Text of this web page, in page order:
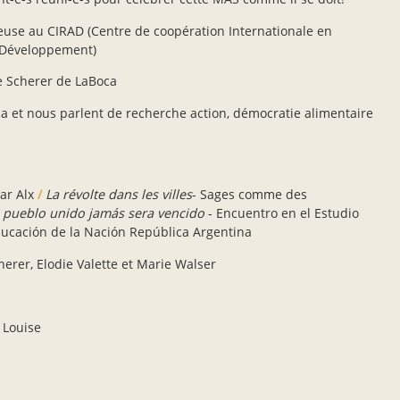
au CIRAD (Centre de coopération Internationale en
de LaBoca
et nous parlent de recherche action, démocratie alimentaire
Alx / La révolte dans les villes- Sages comme des
pueblo unido jamás sera vencido - Encuentro en el Estudio
de la Nación República Argentina
Elodie Valette et Marie Walser